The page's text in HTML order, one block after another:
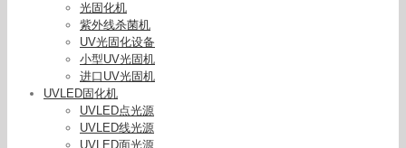
光固化机
紫外线杀菌机
UV光固化设备
小型UV光固机
进口UV光固机
UVLED固化机
UVLED点光源
UVLED线光源
UVLED面光源